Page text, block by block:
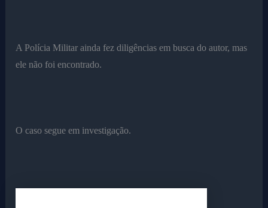
A Polícia Militar ainda fez diligências em busca do autor, mas
ele não foi encontrado.
O caso segue em investigação.